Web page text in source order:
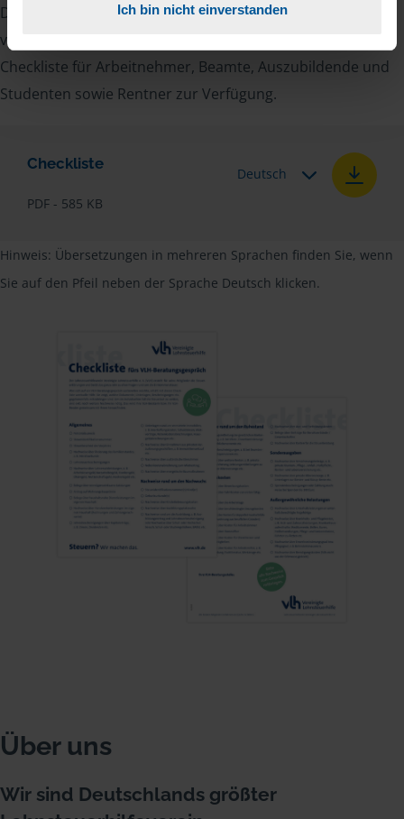
Ich bin nicht einverstanden
Damit Sie sich gut vorbereiten können und keinen der
vielen Nachweise vergessen, stellen wir Ihnen hier eine
Checkliste für Arbeitnehmer, Beamte, Auszubildende und
Studenten sowie Rentner zur Verfügung.
Checkliste
PDF - 585 KB
Deutsch
Hinweis: Übersetzungen in mehreren Sprachen finden Sie, wenn
Sie auf den Pfeil neben der Sprache Deutsch klicken.
Über uns
Wir sind Deutschlands größter